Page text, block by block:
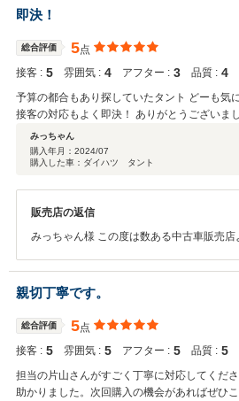
お願いいたします。
即決！
総合評価 5点
接客 : 5 雰囲気 : 4 アフター : 3 品質 : 4
予算の都合もあり探していたタント どーも気
接客の対応もよく即決！ ありがとうございまし
みっちゃん
購入年月： 2024/07
購入した車：ダイハツ タント
販売店の返信
みっちゃん様 この度は数ある中古車販売
ねてお礼申し上げます。 納車までお時間
くお願い致します。
親切丁寧です。
総合評価 5点
接客 : 5 雰囲気 : 5 アフター : 5 品質 : 5
担当の片山さんがすごく丁寧に対応してくだ
助かりました。次回購入の機会があればぜひ